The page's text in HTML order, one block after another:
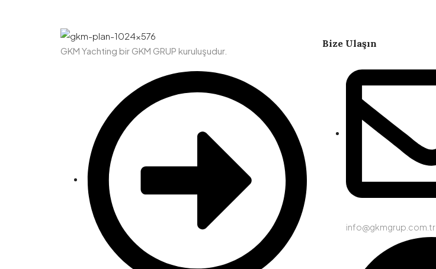
GKM Yachting bir GKM GRUP kuruluşudur.
Bize Ulaşın
info@gkmgrup.com.tr